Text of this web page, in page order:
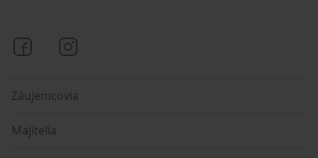
Bezrealitky na Facebooku
Záujemcovia
Majitelia